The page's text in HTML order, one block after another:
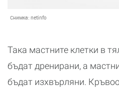
Снимка: netinfo
Така мастните клетки в
бъдат дренирани, а
бъдат изхвърляни.